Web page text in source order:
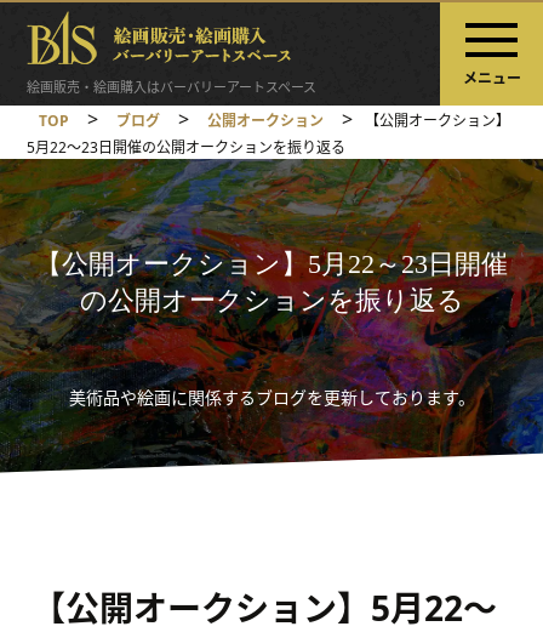
絵画販売・絵画購入はバーバリーアートスペース メニュー
TOP > ブログ > 公開オークション >
【公開オークション】
5月22～23日開催の公開オークションを振り返る
【公開オークション】5月22～23日開催
の公開オークションを振り返る
美術品や絵画に関係するブログを更新しております。
【公開オークション】5月22～